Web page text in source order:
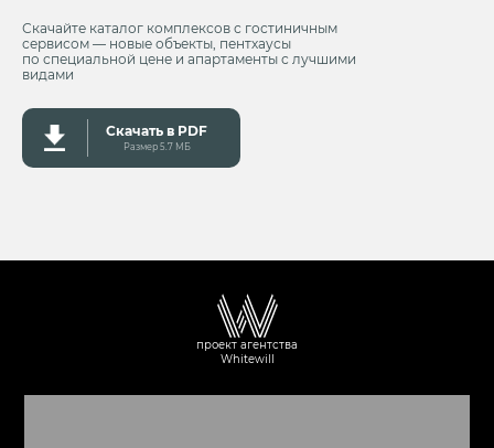
Скачайте каталог комплексов с гостиничным
сервисом — новые объекты, пентхаусы
по специальной цене и апартаменты с лучшими
видами
Скачать в PDF
Размер 5.7 MБ
проект агентства
Whitewill